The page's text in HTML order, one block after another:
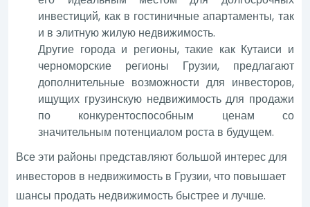
инвестиций, как в гостиничные апартаменты, так
и в элитную жилую недвижимость.
Другие города и регионы, такие как Кутаиси и
черноморские регионы Грузии, предлагают
дополнительные возможности для инвесторов,
ищущих грузинскую недвижимость для продажи
по конкурентоспособным ценам со
значительным потенциалом роста в будущем.
Все эти районы представляют большой интерес для
инвесторов в недвижимость в Грузии, что повышает
шансы продать недвижимость быстрее и лучше.